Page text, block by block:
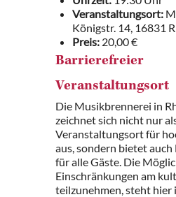
Veranstaltungsort:
Königstr. 14, 16831
Preis: 20,00 €
Barrierefreier
Veranstaltungsort
Die Musikbrennerei in
zeichnet sich nicht nur
Veranstaltungsort für
aus, sondern bietet
für alle Gäste. Die
Einschränkungen am
teilzunehmen, steht hier